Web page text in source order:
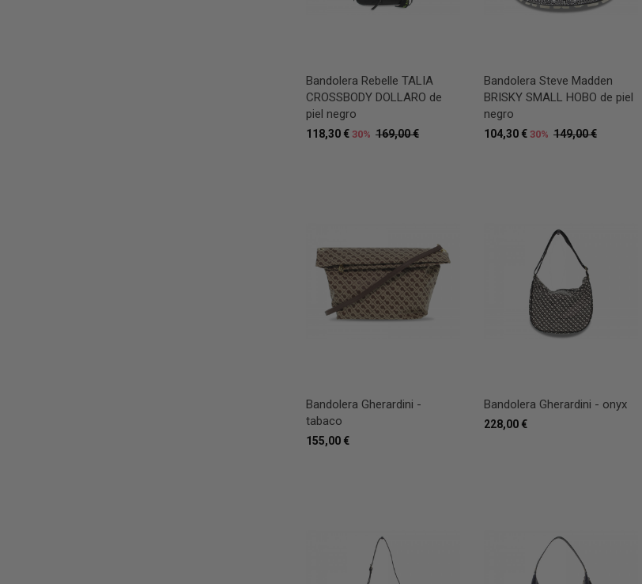
Bandolera Rebelle TALIA
CROSSBODY DOLLARO de
piel negro
169,00 €
118,30 € 30%
Bandolera Steve Madden
BRISKY SMALL HOBO de piel
negro
149,00 €
104,30 € 30%
Bandolera Gherardini -
tabaco
155,00 €
Bandolera Gherardini - onyx
228,00 €